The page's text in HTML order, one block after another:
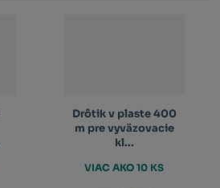
Drôtik v plaste 400
m pre vyväzovacie
kl...
VIAC AKO 10 KS